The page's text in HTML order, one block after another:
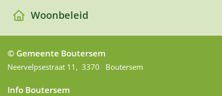
Woonbeleid
© Gemeente Boutersem
Adres
Neervelpsestraat 11 , 3370 Boutersem
Info Boutersem